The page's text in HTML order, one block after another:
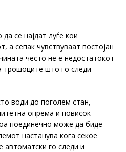
се најдат луѓе кои
а сепак чувствуваат постојан
често не е недостатокот
трошоците што го следи
води до поголем стан,
опрема и повисок
поединечно може да биде
настанува кога секое
автоматски го следи и